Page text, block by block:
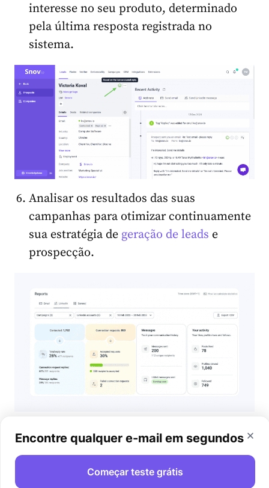
interesse no seu produto, determinado
pela última resposta registrada no
sistema.
Analisar os resultados das suas
campanhas para otimizar continuamente
sua estratégia de geração de leads e
prospecção.
Manter sua lista sempre atualizada ao
remover contatos inativos ou que não
respondem. Isso ajuda a melhorar as
Encontre qualquer e-mail em segundos
Começar teste grátis